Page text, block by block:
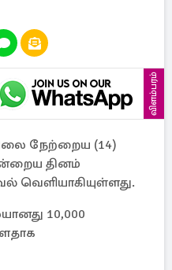
விளம்பரம்
நேற்றைய (14)
தினம்
வெளியாகியுள்ளது.
10,000